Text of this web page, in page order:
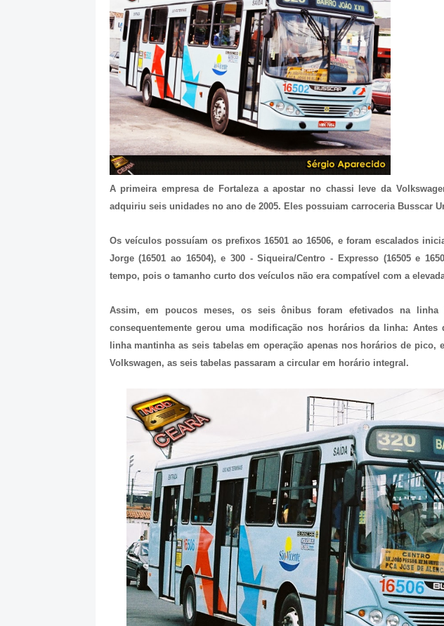
A primeira empresa de Fortaleza a apostar no chassi leve da
adquiriu seis unidades no ano de 2005. Eles possuiam carroceria Busscar
Os veículos possuíam os prefixos 16501 ao 16506, e foram escalados
Jorge (16501 ao 16504), e 300 - Siqueira/Centro - Expresso (16505 e
tempo, pois o tamanho curto dos veículos não era compatível com a
Assim, em poucos meses, os seis ônibus foram efetivados na
consequentemente gerou uma modificação nos horários da linha:
linha mantinha as seis tabelas em operação apenas nos horários de pico,
Volkswagen, as seis tabelas passaram a circular em horário integral.